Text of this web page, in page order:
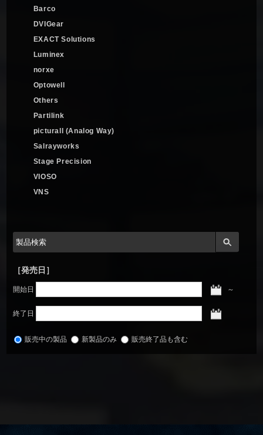
Barco
DVIGear
EXACT Solutions
Luminex
norxe
Optowell
Others
Partilink
picturall (Analog Way)
Salrayworks
Stage Precision
VIOSO
VNS
［発売日］
開始日 ～
終了日
販売中の製品 新製品のみ 販売終了品も含む